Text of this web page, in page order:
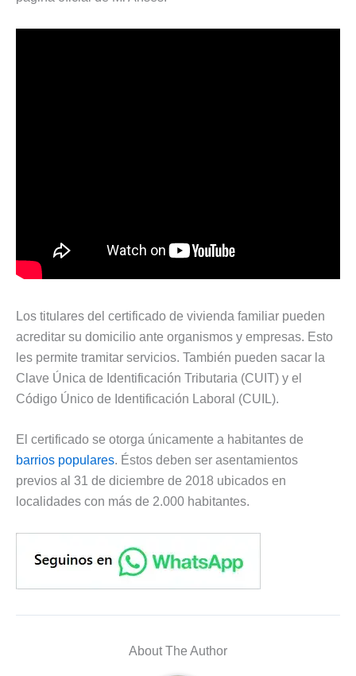
Los titulares del certificado de vivienda familiar pueden
acreditar su domicilio ante organismos y empresas. Esto
les permite tramitar servicios. También pueden sacar la
Clave Única de Identificación Tributaria (CUIT) y el
Código Único de Identificación Laboral (CUIL).
El certificado se otorga únicamente a habitantes de
barrios populares. Éstos deben ser asentamientos
previos al 31 de diciembre de 2018 ubicados en
localidades con más de 2.000 habitantes.
About The Author